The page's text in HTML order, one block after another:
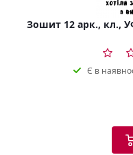
Зошит 12 арк., кл.,
Є в